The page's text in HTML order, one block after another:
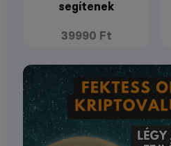
segítenek
39990 Ft